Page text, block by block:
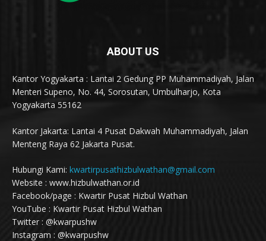
ABOUT US
Kantor Yogyakarta : Lantai 2 Gedung PP Muhammadiyah, Jalan
Menteri Supeno, No. 44, Sorosutan, Umbulharjo, Kota
Yogyakarta 55162
Kantor Jakarta: Lantai 4 Pusat Dakwah Muhammadiyah, Jalan
Menteng Raya 62 Jakarta Pusat.
Hubungi Kami: kwartirpusathizbulwathan@gmail.com
Website : www.hizbulwathan.or.id
Facebook/page : Kwartir Pusat Hizbul Wathan
YouTube : Kwartir Pusat Hizbul Wathan
Twitter : @kwarpushw
Instagram : @kwarpushw